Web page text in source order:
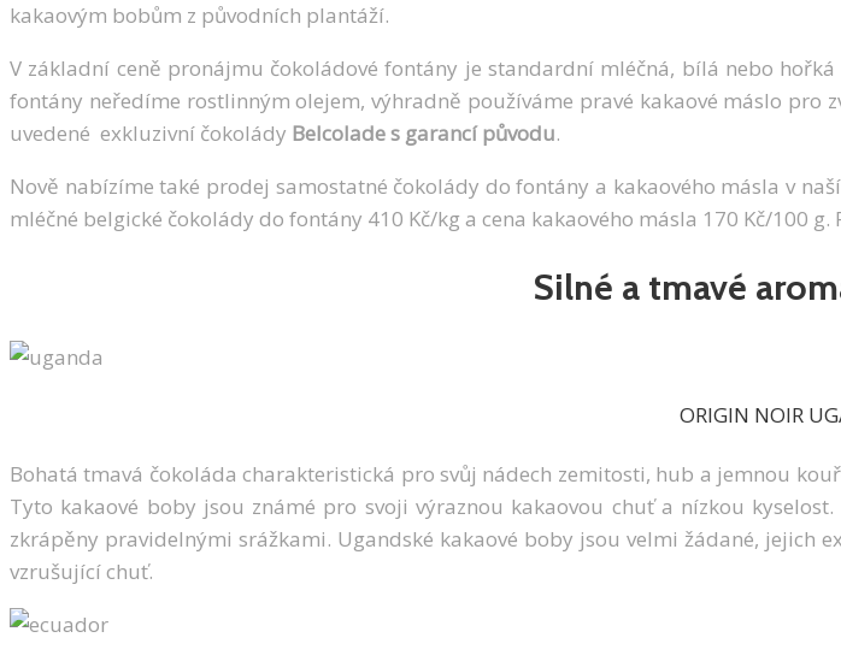
kakaovým bobům z původních plantáží.
V základní ceně pronájmu čokoládové fontány je standardní mléčná, bílá nebo hořká
fontány neředíme rostlinným olejem, výhradně používáme pravé kakaové máslo
uvedené exkluzivní čokolády Belcolade s garancí původu.
Nově nabízíme také prodej samostatné čokolády do fontány a kakaového másla v naší
mléčné belgické čokolády do fontány 410 Kč/kg a cena kakaového másla 170 Kč/100
Silné a tmavé
ORIGIN NOIR
Bohatá tmavá čokoláda charakteristická pro svůj nádech zemitosti, hub a jemnou
Tyto kakaové boby jsou známé pro svoji výraznou kakaovou chuť a nízkou
zkrápěny pravidelnými srážkami. Ugandské kakaové boby jsou velmi žádané,
vzrušující chuť.